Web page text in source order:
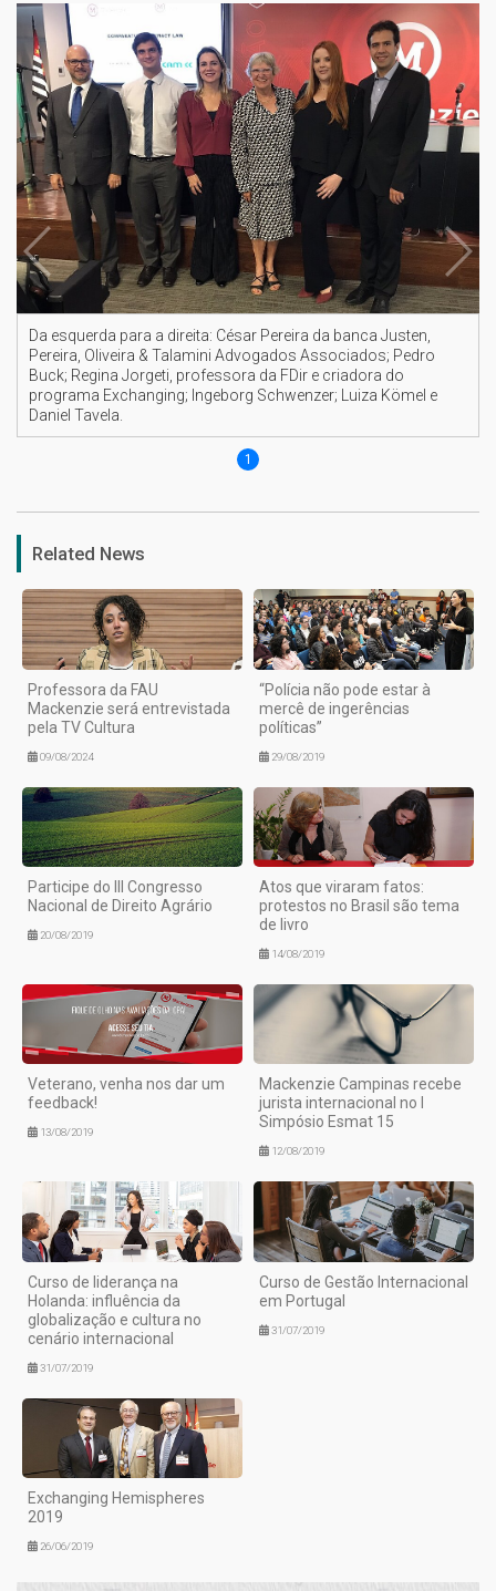
Da esquerda para a direita: César Pereira da banca Justen,
Pereira, Oliveira & Talamini Advogados Associados; Pedro
Buck; Regina Jorgeti, professora da FDir e criadora do
programa Exchanging; Ingeborg Schwenzer; Luiza Kömel e
Daniel Tavela.
1
Related News
Professora da FAU
Mackenzie será entrevistada
pela TV Cultura
09/08/2024
“Polícia não pode estar à
mercê de ingerências
políticas”
29/08/2019
Participe do III Congresso
Nacional de Direito Agrário
20/08/2019
Atos que viraram fatos:
protestos no Brasil são tema
de livro
14/08/2019
Veterano, venha nos dar um
feedback!
13/08/2019
Mackenzie Campinas recebe
jurista internacional no I
Simpósio Esmat 15
12/08/2019
Curso de liderança na
Holanda: influência da
globalização e cultura no
cenário internacional
31/07/2019
Curso de Gestão Internacional
em Portugal
31/07/2019
Exchanging Hemispheres
2019
26/06/2019